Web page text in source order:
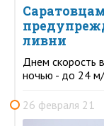
ливни
Днем скорость
ночью - до 24
26 февраля 21